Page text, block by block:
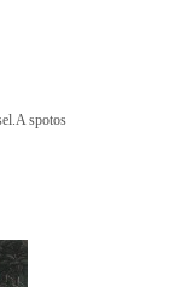
spotos